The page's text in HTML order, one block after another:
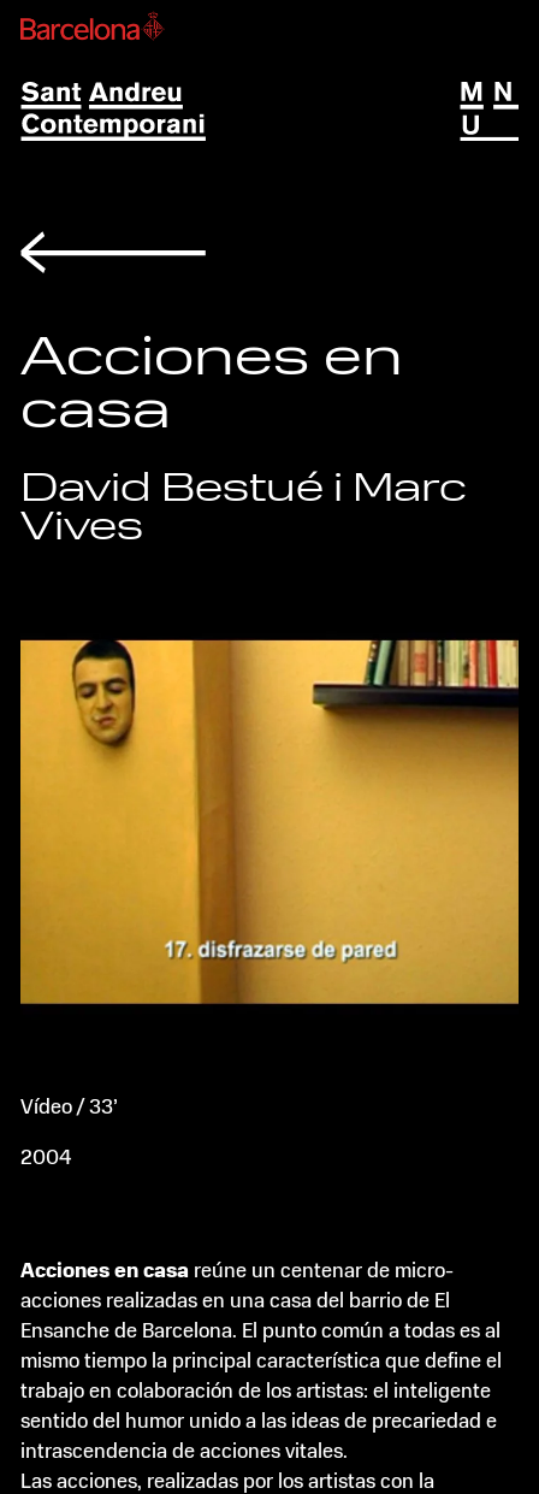
Acciones en
casa
David Bestué i Marc
Vives
Vídeo / 33’
2004
Acciones en casa reúne un centenar de micro-
acciones realizadas en una casa del barrio de El
Ensanche de Barcelona. El punto común a todas es al
mismo tiempo la principal característica que define el
trabajo en colaboración de los artistas: el inteligente
sentido del humor unido a las ideas de precariedad e
intrascendencia de acciones vitales.
Las acciones, realizadas por los artistas con la